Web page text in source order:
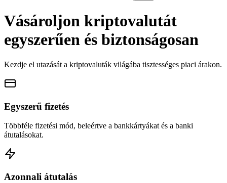
Vásároljon kriptovalutát
egyszerűen és biztonságosan
Kezdje el utazását a kriptovaluták világába tisztességes piaci árakon.
Egyszerű fizetés
Többféle fizetési mód, beleértve a bankkártyákat és a banki
átutalásokat.
Azonnali átutalás